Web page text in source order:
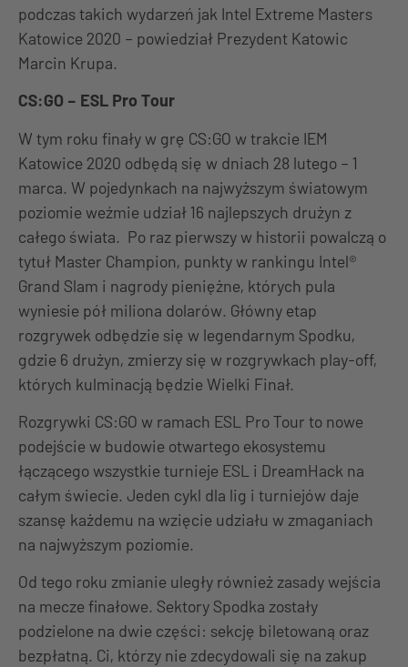
podczas takich wydarzeń jak Intel Extreme Masters
Katowice 2020 – powiedział Prezydent Katowic
Marcin Krupa.
CS:GO – ESL Pro Tour
W tym roku finały w grę CS:GO w trakcie IEM
Katowice 2020 odbędą się w dniach 28 lutego – 1
marca. W pojedynkach na najwyższym światowym
poziomie weźmie udział 16 najlepszych drużyn z
całego świata. Po raz pierwszy w historii powalczą o
tytuł Master Champion, punkty w rankingu Intel®
Grand Slam i nagrody pieniężne, których pula
wyniesie pół miliona dolarów. Główny etap
rozgrywek odbędzie się w legendarnym Spodku,
gdzie 6 drużyn, zmierzy się w rozgrywkach play-off,
których kulminacją będzie Wielki Finał.
Rozgrywki CS:GO w ramach ESL Pro Tour to nowe
podejście w budowie otwartego ekosystemu
łączącego wszystkie turnieje ESL i DreamHack na
całym świecie. Jeden cykl dla lig i turniejów daje
szansę każdemu na wzięcie udziału w zmaganiach
na najwyższym poziomie.
Od tego roku zmianie uległy również zasady wejścia
na mecze finałowe. Sektory Spodka zostały
podzielone na dwie części: sekcję biletowaną oraz
bezpłatną. Ci, którzy nie zdecydowali się na zakup